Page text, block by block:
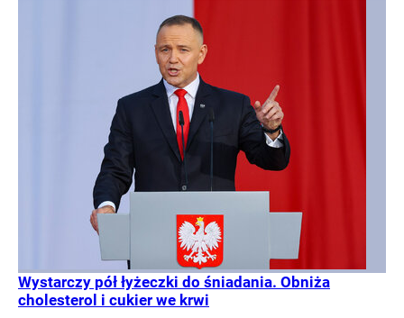
Wystarczy pół łyżeczki do śniadania. Obniża
cholesterol i cukier we krwi